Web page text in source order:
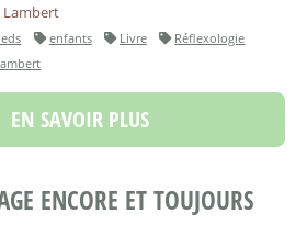
Lambert
enfants Livre
Réflexologie
EN SAVOIR PLUS
ENCORE ET TOUJOURS